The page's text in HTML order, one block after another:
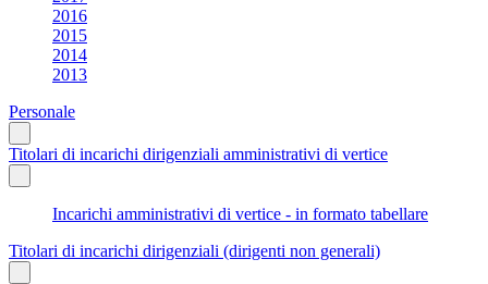
2016
2015
2014
2013
Personale
Titolari di incarichi dirigenziali amministrativi di vertice
Incarichi amministrativi di vertice - in formato tabellare
Titolari di incarichi dirigenziali (dirigenti non generali)